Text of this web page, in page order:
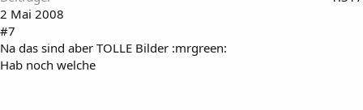
2 Mai 2008
#7
Na das sind aber TOLLE Bilder :mrgreen:
Hab noch welche